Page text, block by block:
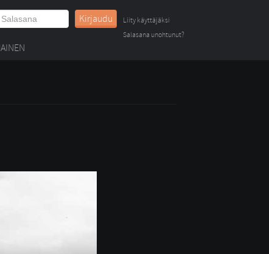
Kirjaudu
Liity käyttäjäksi
Salasana unohtunut?